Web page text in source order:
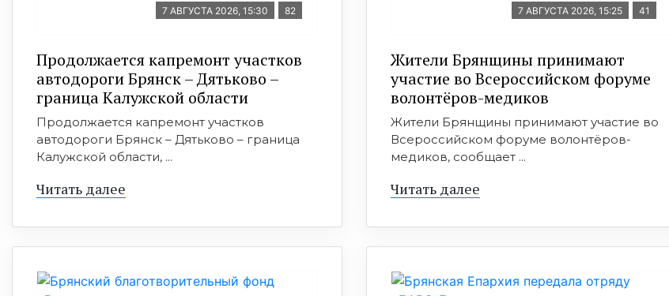
7 АВГУСТА 2026, 15:30 82
Продолжается капремонт участков
автодороги Брянск – Дятьково –
граница Калужской области
Продолжается капремонт участков
автодороги Брянск – Дятьково – граница
Калужской области, ...
Читать далее
7 АВГУСТА 2026, 15:25 41
Жители Брянщины принимают
участие во Всероссийском форуме
волонтёров-медиков
Жители Брянщины принимают участие во
Всероссийском форуме волонтёров-
медиков, сообщает ...
Читать далее